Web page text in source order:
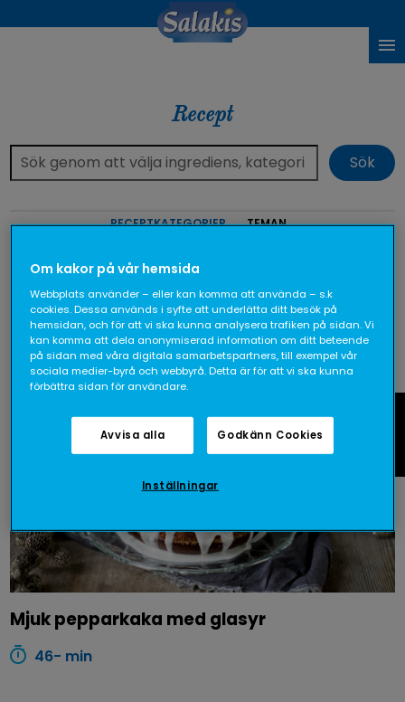
Recept
RECEPTKATEGORIER TEMAN
glasyr
Visar 3 recept
Mjuk pepparkaka med glasyr
46- min
Om kakor på vår hemsida
Webbplats använder – eller kan komma att använda – s.k
cookies. Dessa används i syfte att underlätta ditt besök på
hemsidan, och för att vi ska kunna analysera trafiken på sidan. Vi
kan komma att dela anonymiserad information om ditt beteende
på sidan med våra digitala samarbetspartners, till exempel vår
sociala medier-byrå och webbyrå. Detta är för att vi ska kunna
förbättra sidan för användare.
Avvisa alla Godkänn Cookies
Inställningar